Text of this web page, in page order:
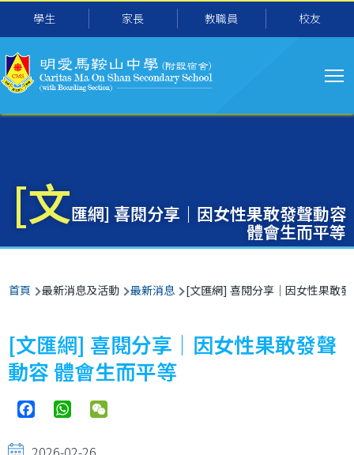
移至主內容
學生 家長 教職員 校友
导
航
[文匯網] 喜閱分享｜因女性果敢發聲動容
體會生而平等
導
航
連
結
首頁 最新消息及活動 最新消息 [文匯網] 喜閱分享｜因女性果敢
[文匯網] 喜閱分享｜因女性果敢發聲
動容 體會生而平等
FacebookWhatsApp